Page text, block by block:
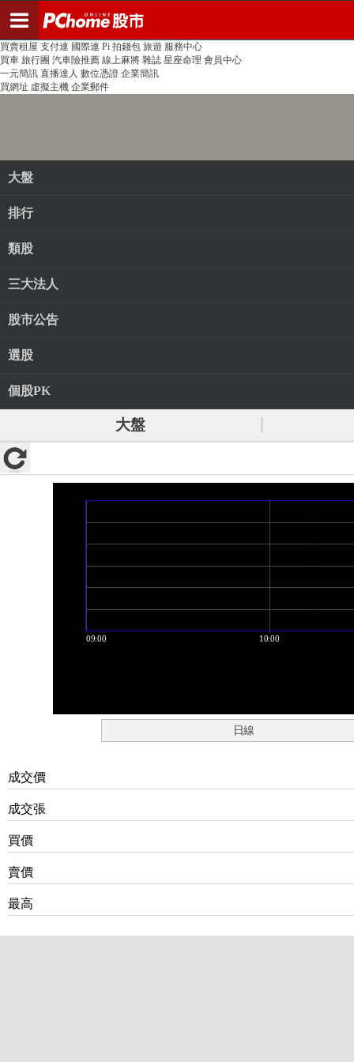
PChome首頁 線上購物 24h購物 書店
買賣租屋 支付連 國際連 Pi 拍錢包 旅遊 服務中心
買車 旅行團 汽車險推薦 線上麻將 雜誌 星座命理 會員中心
一元簡訊 直播達人 數位憑證 企業簡訊
買網址 虛擬主機 企業郵件
大盤
排行
類股
三大法人
股市公告
選股
個股PK
大盤
日線
成交價
成交張
買價
賣價
最高